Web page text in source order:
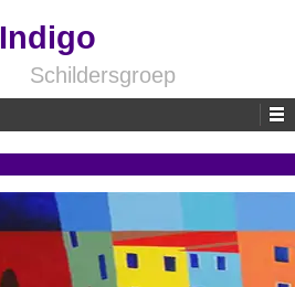
Indigo
Schildersgroep